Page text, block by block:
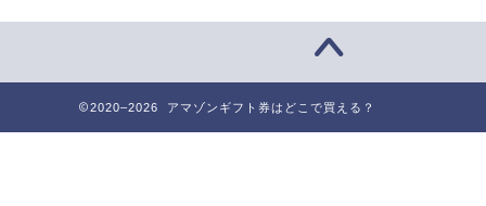
2020–2026 アマゾンギフト券はどこで買える？